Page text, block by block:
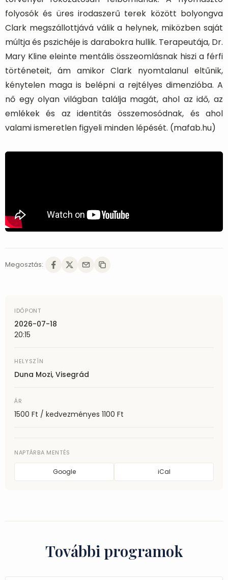
folyosók és üres irodaszerű terek között bolyongva
Clark megszállottjává válik a helynek, miközben saját
múltja és pszichéje is darabokra hullik. Terapeutája, Dr.
Mary Kline eleinte mentális összeomlásnak hiszi a férfi
történeteit, ám amikor Clark nyomtalanul eltűnik,
kénytelen maga is belépni a rejtélyes dimenzióba. A
nő egy olyan világban találja magát, ahol az idő, az
emlékek és az identitás összemosódnak, és ahol
valami ismeretlen figyeli minden lépését. (mafab.hu)
Megosztás:
IDŐPONT
2026-07-18
20:15
HELYSZÍN
Duna Mozi, Visegrád
ÁR
1500 Ft / kedvezményes 1100 Ft
NAPTÁRBA MENTÉS
Google iCal
További programok